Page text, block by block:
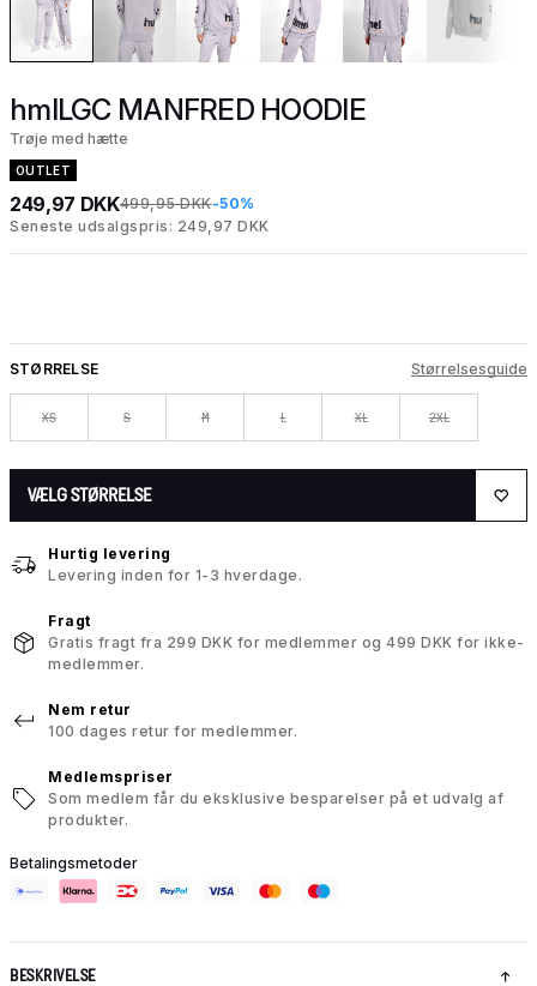
hmlLGC MANFRED HOODIE
Trøje med hætte
OUTLET
249,97 DKK499,95 DKK-50%
Seneste udsalgspris: 249,97 DKK
STØRRELSE Størrelsesguide
XS S M L XL 2XL
VÆLG STØRRELSE
Hurtig levering
Levering inden for 1-3 hverdage.
Fragt
Gratis fragt fra 299 DKK for medlemmer og 499 DKK for ikke-
medlemmer.
Nem retur
100 dages retur for medlemmer.
Medlemspriser
Som medlem får du eksklusive besparelser på et udvalg af
produkter.
Betalingsmetoder
BESKRIVELSE